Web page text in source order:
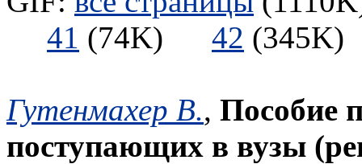
41 (74K) 42
Гутенмахер В., Пособие
поступающих в вузы